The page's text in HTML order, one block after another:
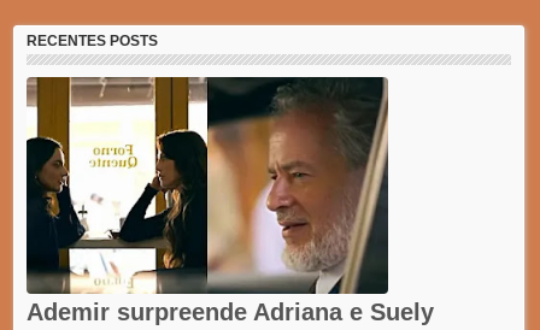
RECENTES POSTS
Ademir surpreende Adriana e Suely